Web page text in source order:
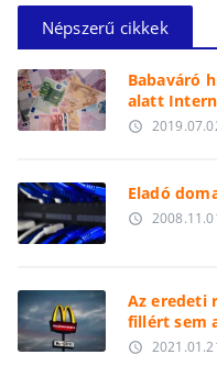
Népszerű cikkek
Babaváró
alatt
access_time
Eladó
access_time
Az eredeti
fillért sem
access_time